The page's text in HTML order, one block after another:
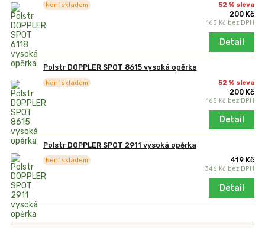
52 % sleva
200 Kč
165 Kč bez DPH
Není skladem
Detail
Polstr DOPPLER SPOT 8615 vysoká opěrka
52 % sleva
200 Kč
165 Kč bez DPH
Není skladem
Detail
Polstr DOPPLER SPOT 2911 vysoká opěrka
419 Kč
346 Kč bez DPH
Není skladem
Detail